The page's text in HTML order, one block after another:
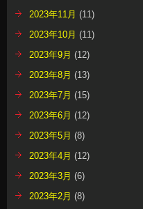
2023年11月 (11)
2023年10月 (11)
2023年9月 (12)
2023年8月 (13)
2023年7月 (15)
2023年6月 (12)
2023年5月 (8)
2023年4月 (12)
2023年3月 (6)
2023年2月 (8)